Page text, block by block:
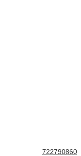
722790860